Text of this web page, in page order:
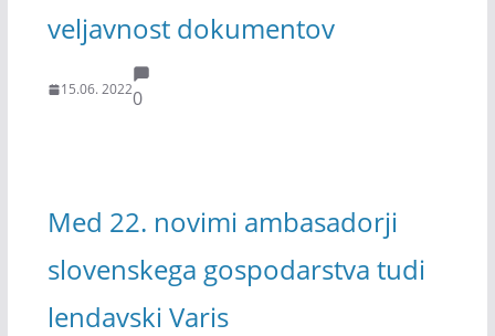
veljavnost dokumentov
15.06. 20220
Med 22. novimi ambasadorji
slovenskega gospodarstva tudi
lendavski Varis